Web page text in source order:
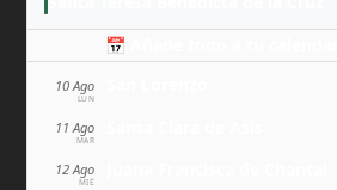
📅 Añade todo a tu
10 Ago
LUN
11 Ago
MAR
12 Ago
MIÉ